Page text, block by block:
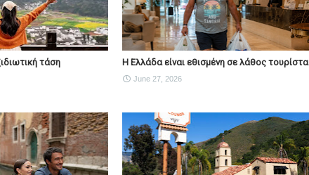
τάση Η Ελλάδα είναι εθισμένη σε λάθος τουρίστα
June 27, 2026